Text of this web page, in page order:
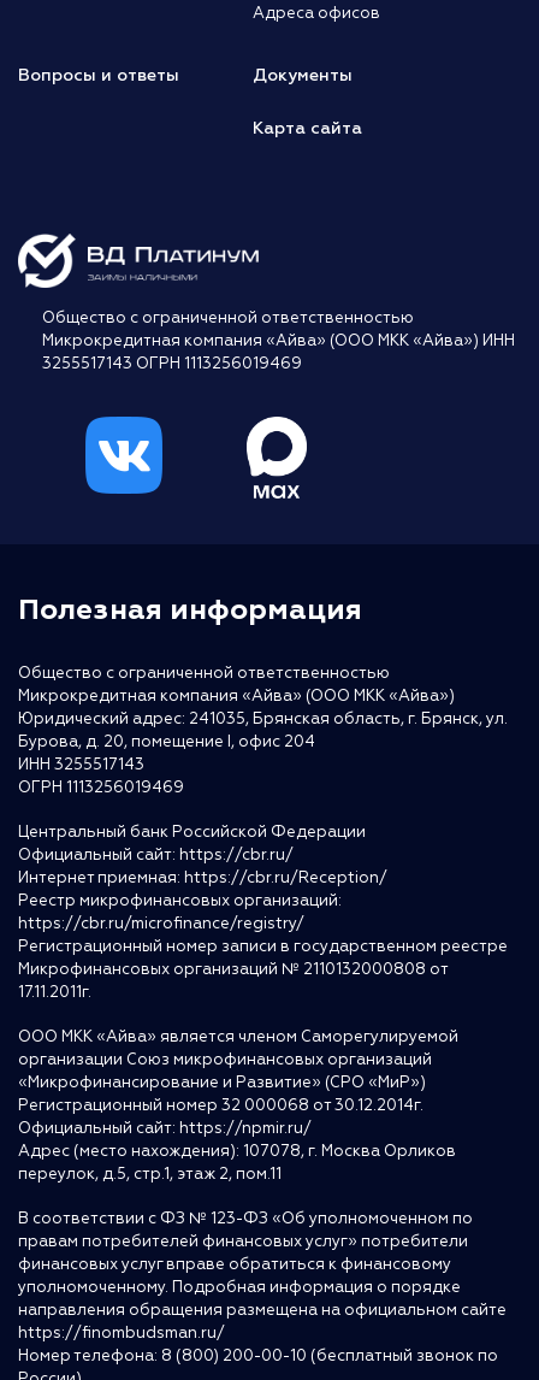
Адреса офисов
Вопросы и ответы Документы
Карта сайта
Общество с ограниченной ответственностью
Микрокредитная компания «Айва» (ООО МКК «Айва») ИНН
3255517143 ОГРН 1113256019469
Полезная информация
Общество с ограниченной ответственностью
Микрокредитная компания «Айва» (ООО МКК «Айва»)
Юридический адрес: 241035, Брянская область, г. Брянск, ул.
Бурова, д. 20, помещение I, офис 204
ИНН 3255517143
ОГРН 1113256019469
Центральный банк Российской Федерации
Официальный сайт: https://cbr.ru/
Интернет приемная: https://cbr.ru/Reception/
Реестр микрофинансовых организаций:
https://cbr.ru/microfinance/registry/
Регистрационный номер записи в государственном реестре
Микрофинансовых организаций № 2110132000808 от
17.11.2011г.
ООО МКК «Айва» является членом Саморегулируемой
организации Союз микрофинансовых организаций
«Микрофинансирование и Развитие» (СРО «МиР»)
Регистрационный номер 32 000068 от 30.12.2014г.
Официальный сайт: https://npmir.ru/
Адрес (место нахождения): 107078, г. Москва Орликов
переулок, д.5, стр.1, этаж 2, пом.11
В соответствии с ФЗ № 123-ФЗ «Об уполномоченном по
правам потребителей финансовых услуг» потребители
финансовых услуг вправе обратиться к финансовому
уполномоченному. Подробная информация о порядке
направления обращения размещена на официальном сайте
https://finombudsman.ru/
Номер телефона: 8 (800) 200-00-10 (бесплатный звонок по